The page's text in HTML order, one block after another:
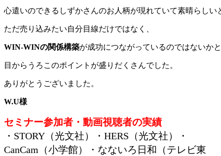
心遣いのできるしずかさんのお人柄が現れていて素晴らしい
ただ売り込みたい自分目線だけではなく、
WIN-WINの関係構築が成功につながっているのではないか
目からうろこのポイントが盛りだくさんでした。
ありがとうございました。
W.U様
セミナー参加者・動画視聴者の実績
・STORY（光文社）・HERS（光文社）・
CanCam（小学館）・なないろ日和（テレビ東